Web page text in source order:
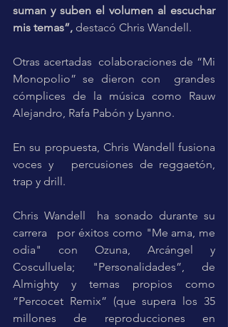
suman y suben el volumen al escuchar
mis temas”, destacó Chris Wandell.
Otras acertadas  colaboraciones de “Mi
Monopolio” se dieron con  grandes
cómplices de la música como Rauw
Alejandro, Rafa Pabón y Lyanno.
En su propuesta, Chris Wandell fusiona
voces y   percusiones de reggaetón,
trap y drill.
Chris Wandell  ha sonado durante su
carrera   por éxitos como "Me ama, me
odia" con Ozuna, Arcángel y
Cosculluela; "Personalidades”, de
Almighty y temas propios como
“Percocet Remix” (que supera los 35
millones de reproducciones en